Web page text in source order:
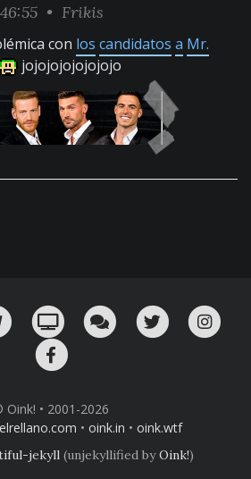
• Frikis
con los candidatos a Mr.
jojojojojojojojo
un email!
¡Nuestro canal en Telegram!
Oink! TV Charla con nosotros
Twitter
Oink! • 2001-2026
• oink.in • oink.wtf
jekyll (unjekyllified byOink!)